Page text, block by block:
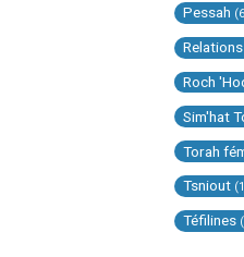
Pessah
Roch
Sim'hat
Torah
Tsniout
Téfilines